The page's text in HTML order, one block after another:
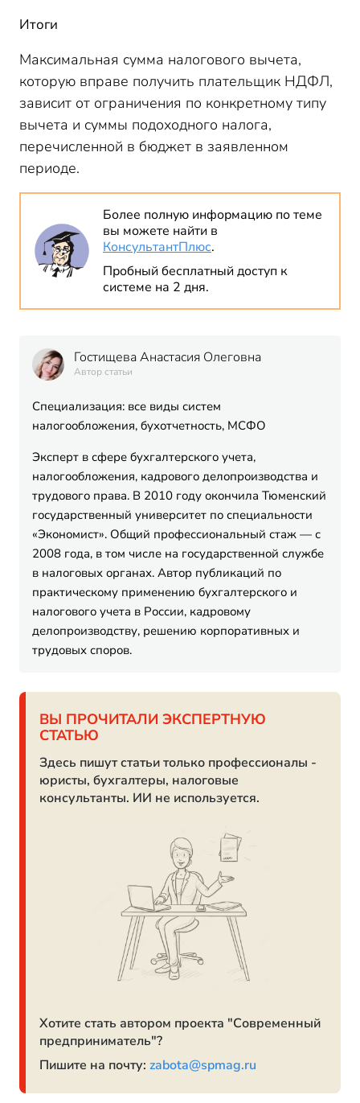
Итоги
Максимальная сумма налогового вычета,
которую вправе получить плательщик НДФЛ,
зависит от ограничения по конкретному типу
вычета и суммы подоходного налога,
перечисленной в бюджет в заявленном
периоде.
Более полную информацию по теме
вы можете найти в
КонсультантПлюс.
Пробный бесплатный доступ к
системе на 2 дня.
Гостищева Анастасия Олеговна
Автор статьи
Специализация: все виды систем
налогообложения, бухотчетность, МСФО
Эксперт в сфере бухгалтерского учета,
налогообложения, кадрового делопроизводства и
трудового права. В 2010 году окончила Тюменский
государственный университет по специальности
«Экономист». Общий профессиональный стаж — с
2008 года, в том числе на государственной службе
в налоговых органах. Автор публикаций по
практическому применению бухгалтерского и
налогового учета в России, кадровому
делопроизводству, решению корпоративных и
трудовых споров.
ВЫ ПРОЧИТАЛИ ЭКСПЕРТНУЮ
СТАТЬЮ
Здесь пишут статьи только профессионалы -
юристы, бухгалтеры, налоговые
консультанты. ИИ не используется.
Хотите стать автором проекта "Современный
предприниматель"?
Пишите на почту: zabota@spmag.ru